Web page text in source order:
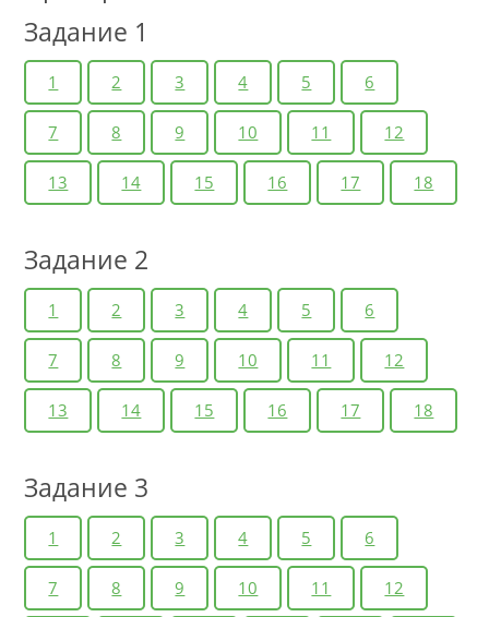
Задание 1
1 2 3 4 5 6
7 8 9 10 11 12
13 14 15 16 17 18
Задание 2
1 2 3 4 5 6
7 8 9 10 11 12
13 14 15 16 17 18
Задание 3
1 2 3 4 5 6
7 8 9 10 11 12